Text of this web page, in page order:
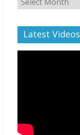
Archive
Latest Videos